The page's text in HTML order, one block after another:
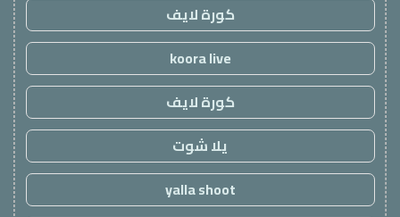
كورة لايف
koora live
كورة لايف
يلا شوت
yalla shoot